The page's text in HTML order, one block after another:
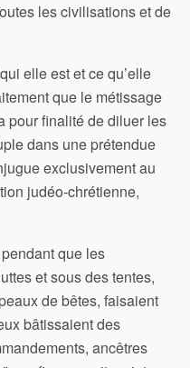
les civilisations et de
elle est et ce qu’elle
que le métissage
pour finalité de diluer les
dans une prétendue
exclusivement au
judéo-chrétienne,
que les
et sous des tentes,
de bêtes, faisaient
bâtissaient des
ancêtres